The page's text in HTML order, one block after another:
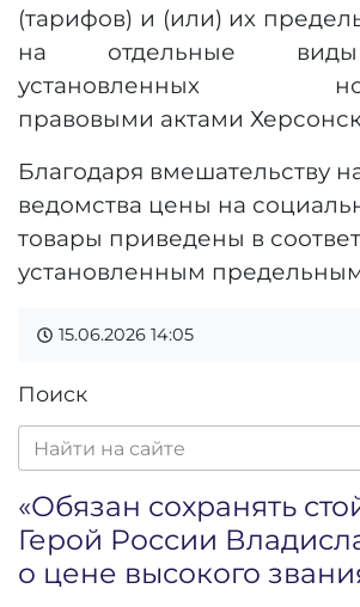
(тарифов) и (или) их
на отдельные виды
установленных
правовыми актами
Благодаря вмешательству
ведомства цены на
товары приведены в
установленным
15.06.2026 14:05
Поиск
«Обязан сохранять
Герой России
о цене высокого